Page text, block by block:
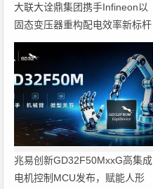
大联大诠鼎集团携手Infineon以
固态变压器重构配电效率新标杆
兆易创新GD32F50MxxG高集成
电机控制MCU发布，赋能人形